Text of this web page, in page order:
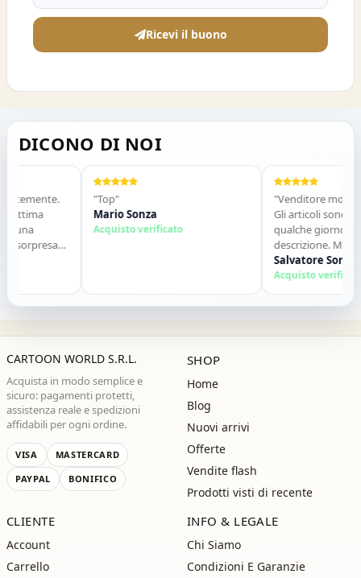
Ricevi il buono
DICONO DI NOI
una
sorpresa
"Top"
Mario Sonza
Acquisto verificato
"Venditore molto
Gli articoli sono
qualche giorno e
descrizione. Molto
contatti.
Salvatore Sorbo
Acquisto verificato
CARTOON WORLD S.R.L.
Acquista in modo semplice e
sicuro: pagamenti protetti,
assistenza reale e spedizioni
affidabili per ogni ordine.
VISA
MASTERCARD
PAYPAL
BONIFICO
SHOP
Home
Blog
Nuovi arrivi
Offerte
Vendite flash
Prodotti visti di recente
CLIENTE
Account
Carrello
INFO & LEGALE
Chi Siamo
Condizioni E Garanzie